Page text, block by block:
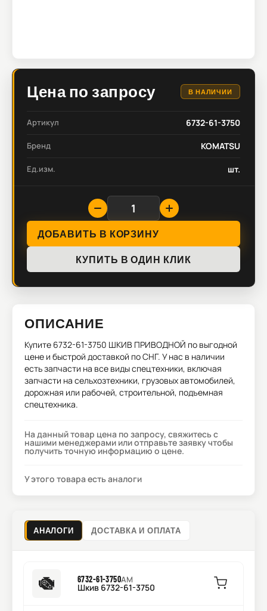
Цена по запросу В НАЛИЧИИ
Артикул 6732-61-3750
Бренд KOMATSU
Ед.изм. шт.
ДОБАВИТЬ В КОРЗИНУ
КУПИТЬ В ОДИН КЛИК
ОПИСАНИЕ
Купите 6732-61-3750 ШКИВ ПРИВОДНОЙ по выгодной
цене и быстрой доставкой по СНГ. У нас в наличии
есть запчасти на все виды спецтехники, включая
запчасти на сельхозтехники, грузовых автомобилей,
дорожная или рабочей, строительной, подъемная
спецтехника.
На данный товар цена по запросу, свяжитесь с
нашими менеджерами или отправьте заявку чтобы
получить точную информацию о цене.
У этого товара есть аналоги
АНАЛОГИ ДОСТАВКА И ОПЛАТА
6732-61-3750AM
Шкив 6732-61-3750